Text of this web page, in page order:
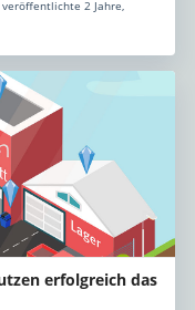
2 Jahre,
erfolgreich das